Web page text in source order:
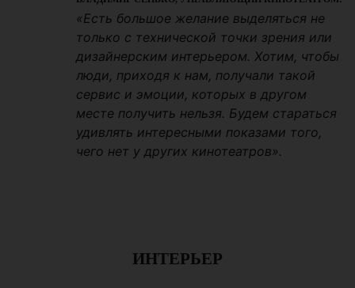
«Есть большое желание выделяться не
только с технической точки зрения или
дизайнерским интерьером. Хотим, чтобы
люди, приходя к нам, получали такой
сервис и эмоции, которых в другом
месте получить нельзя. Будем стараться
удивлять интересными показами того,
чего нет у других кинотеатров».
ИНТЕРЬЕР